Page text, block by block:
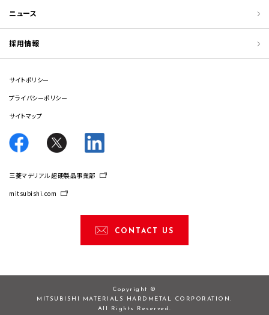
ニュース
採用情報
サイトポリシー
プライバシーポリシー
サイトマップ
三菱マテリアル 超硬製品事業部
mitsubishi.com
CONTACT US
Copyright ©
MITSUBISHI MATERIALS HARDMETAL CORPORATION.
All Rights Reserved.